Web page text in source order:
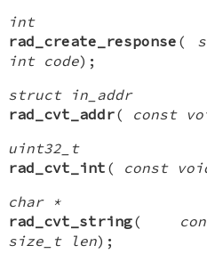
int
rad_create_response (
int code);
struct in_addr
rad_cvt_addr( const
uint32_t
rad_cvt_int ( const
char *
rad_cvt_string(
size_t len);